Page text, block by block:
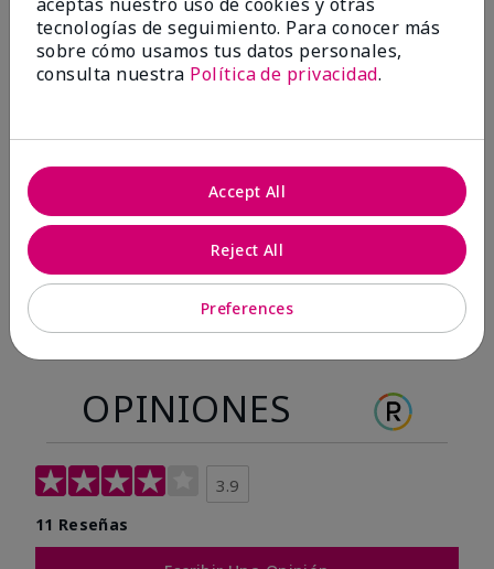
Antes & después
Antes
Después
Antes
Después
OPINIONES
3.9
11 Reseñas
tecnologías de seguimiento. Para conocer más
sobre cómo usamos tus datos personales,
consulta nuestra Política de privacidad.
Preferences
Reject All
Accept All